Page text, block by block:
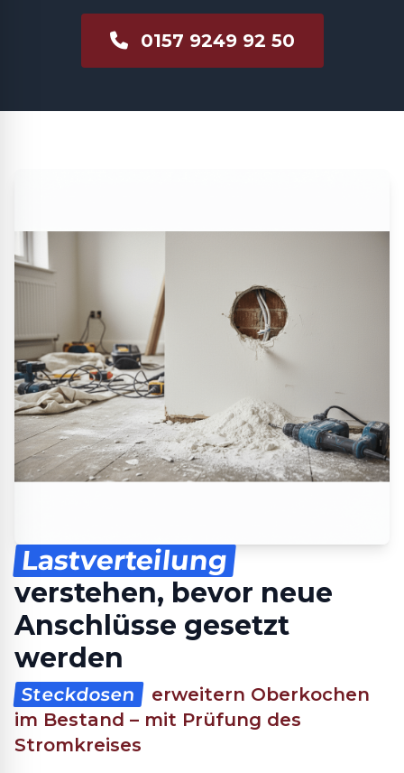
0157 9249 92 50
Lastverteilung
verstehen, bevor neue
Anschlüsse gesetzt
werden
Steckdosen
erweitern Oberkochen
im Bestand – mit Prüfung des
Stromkreises